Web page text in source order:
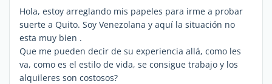
Hola, estoy arreglando mis papeles para irme a probar
suerte a Quito. Soy Venezolana y aquí la situación no
esta muy bien .
Que me pueden decir de su experiencia allá, como les
va, como es el estilo de vida, se consigue trabajo y los
alquileres son costosos?